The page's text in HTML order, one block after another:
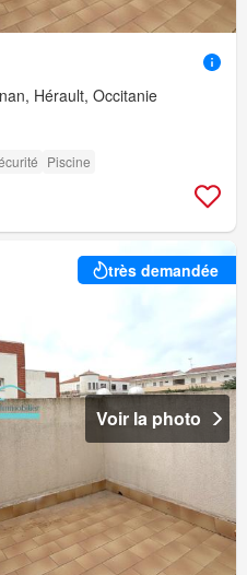
Hérault, Occitanie
Piscine
très demandée
Voir la photo